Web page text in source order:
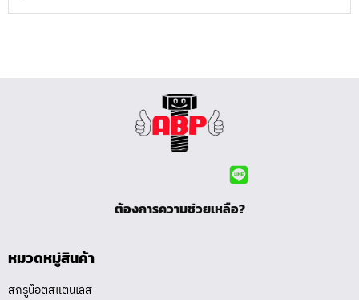
ต้องการความช่วยเหลือ?
หมวดหมู่สินค้า
สกรูน๊อตสแตนเลส